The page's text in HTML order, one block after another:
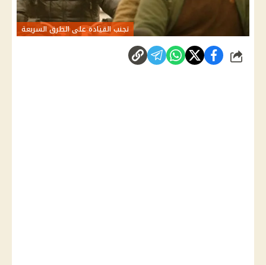
تجنب القيادة على الطرق السريعة
شارك